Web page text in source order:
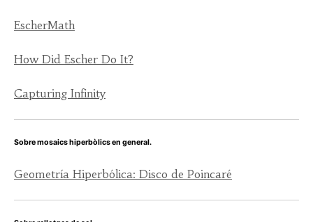
EscherMath
How Did Escher Do It?
Capturing Infinity
Sobre mosaics hiperbòlics en general.
Geometría Hiperbólica: Disco de Poincaré